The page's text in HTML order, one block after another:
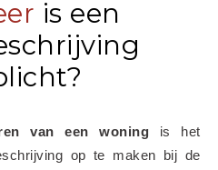
is een
van een woning is het
op te maken bij de